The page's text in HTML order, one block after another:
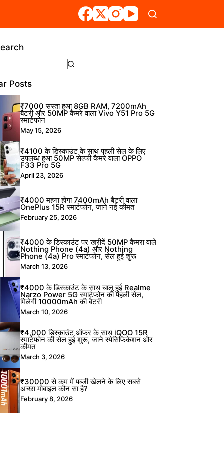
Posts
₹7000 सस्ता हुआ 8GB RAM, 7200mAh
बैटरी और 50MP कैमरे वाला Vivo Y51 Pro 5G
स्मार्टफोन
May 15, 2026
₹4100 के डिस्काउंट के साथ पहली सेल के लिए
उपलब्ध हुआ 50MP सेल्फी कैमरे वाला OPPO
F33 Pro 5G
April 23, 2026
₹4000 महंगा होगा 7400mAh बैटरी वाला
OnePlus 15R स्मार्टफोन, जाने नई कीमत
February 25, 2026
₹4000 के डिस्काउंट पर खरीदें 50MP कैमरा वाले
Nothing Phone (4a) और Nothing
Phone (4a) Pro स्मार्टफोन, सेल हुई शुरू
March 13, 2026
₹4000 के डिस्काउंट के साथ चालू हुई Realme
Narzo Power 5G स्मार्टफोन की पहली सेल,
मिलेगी 10000mAh की बैटरी
March 10, 2026
₹4,000 डिस्काउंट ऑफर के साथ iQOO 15R
स्मार्टफोन की सेल हुई शुरू, जाने स्पेसिफिकेशन और
कीमत
March 3, 2026
₹30000 से कम में पब्जी खेलने के लिए सबसे
अच्छा मोबाइल कौन सा है?
February 8, 2026